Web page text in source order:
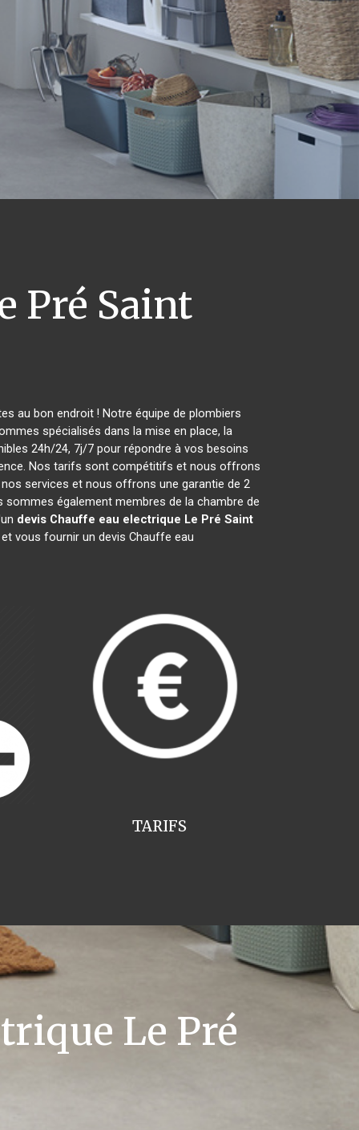
Pré Saint
au bon endroit ! Notre équipe de plombiers
spécialisés dans la mise en place, la
24h/24, 7j/7 pour répondre à vos besoins
Nos tarifs sont compétitifs et nous offrons
services et nous offrons une garantie de 2
également membres de la chambre de
devis Chauffe eau electrique Le Pré Saint
vous fournir un devis Chauffe eau
TARIFS
Le Pré